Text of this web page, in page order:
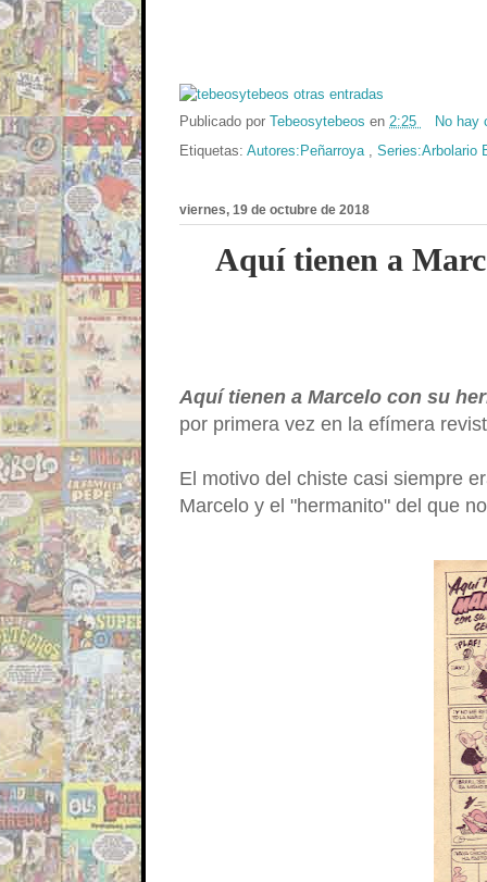
Publicado por Tebeosytebeos en 2:25
No hay
Etiquetas: Autores:Peñarroya , Series:Arbolario
viernes, 19 de octubre de 2018
Aquí tienen a
Aquí tienen a Marcelo con su
por primera vez en la efímera
El motivo del chiste casi siempre
Marcelo y el "hermanito" del que